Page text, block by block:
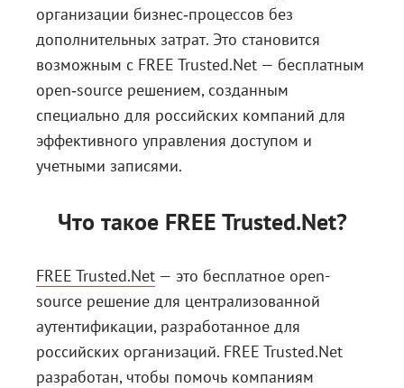
организации бизнес‑процессов без
дополнительных затрат. Это становится
возможным с FREE Trusted.Net — бесплатным
open‑source решением, созданным
специально для российских компаний для
эффективного управления доступом и
учетными записями.
Что такое FREE Trusted.Net?
FREE Trusted.Net — это бесплатное open-
source решение для централизованной
аутентификации, разработанное для
российских организаций. FREE Trusted.Net
разработан, чтобы помочь компаниям